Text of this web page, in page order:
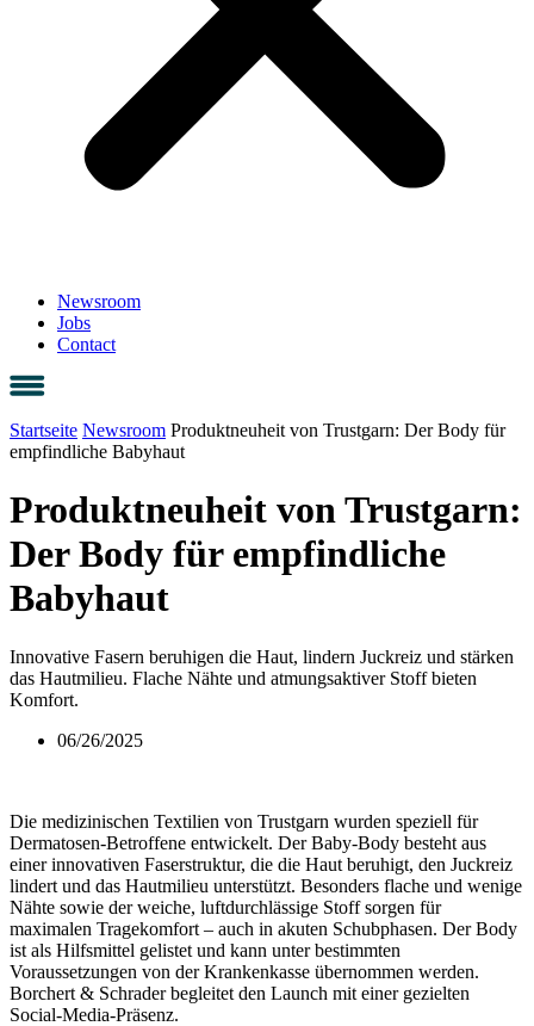
Newsroom
Jobs
Contact
Startseite Newsroom Produktneuheit von Trustgarn: Der Body für
empfindliche Babyhaut
Produktneuheit von Trustgarn:
Der Body für empfindliche
Babyhaut
Innovative Fasern beruhigen die Haut, lindern Juckreiz und stärken
das Hautmilieu. Flache Nähte und atmungsaktiver Stoff bieten
Komfort.
06/26/2025
Die medizinischen Textilien von Trustgarn wurden speziell für
Dermatosen-Betroffene entwickelt. Der Baby-Body besteht aus
einer innovativen Faserstruktur, die die Haut beruhigt, den Juckreiz
lindert und das Hautmilieu unterstützt. Besonders flache und wenige
Nähte sowie der weiche, luftdurchlässige Stoff sorgen für
maximalen Tragekomfort – auch in akuten Schubphasen. Der Body
ist als Hilfsmittel gelistet und kann unter bestimmten
Voraussetzungen von der Krankenkasse übernommen werden.
Borchert & Schrader begleitet den Launch mit einer gezielten
Social-Media-Präsenz.